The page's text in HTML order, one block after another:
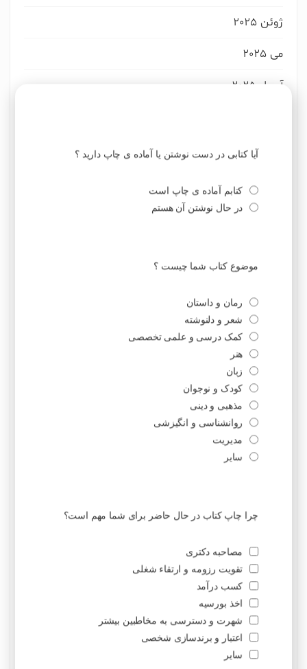
ژوئن 2025
می 2025
آوریل 2025
فوریه 2025
دسامبر 2024
سپتامبر 2024
آگوست 2024
جولای 2024
ژوئن 2024
آوریل 2024
ژانویه 2024
دسامبر 2023
نوامبر 2023
اکتبر 2023